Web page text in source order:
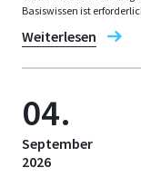
Basiswissen ist
Weiterlesen
04.
September
2026